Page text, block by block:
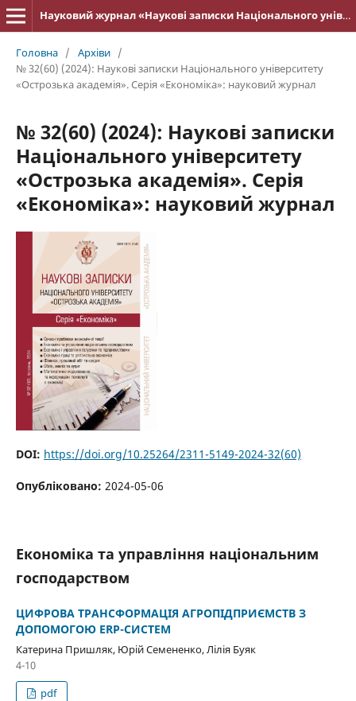
Науковий журнал «Наукові записки Національного університету «Острозька академія»: серія «Економіка»
Головна / Архіви /
№ 32(60) (2024): Наукові записки Національного університету
«Острозька академія». Серія «Економіка»: науковий журнал
№ 32(60) (2024): Наукові записки
Національного університету
«Острозька академія». Серія
«Економіка»: науковий журнал
DOI: https://doi.org/10.25264/2311-5149-2024-32(60)
Опубліковано: 2024-05-06
Економіка та управління національним
господарством
ЦИФРОВА ТРАНСФОРМАЦІЯ АГРОПІДПРИЄМСТВ З
ДОПОМОГОЮ ERP-СИСТЕМ
Катерина Пришляк, Юрій Семененко, Лілія Буяк
4-10
pdf